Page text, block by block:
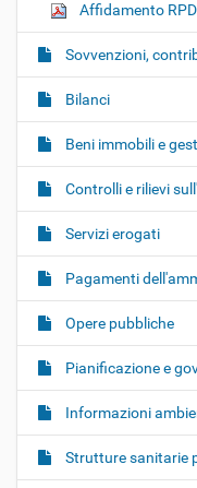
Affidamento
Sovvenzioni,
Bilanci
Beni immobili e
Controlli e rilievi
Servizi erogati
Pagamenti
Opere pubbliche
Pianificazione e
Informazioni
Strutture sanitarie